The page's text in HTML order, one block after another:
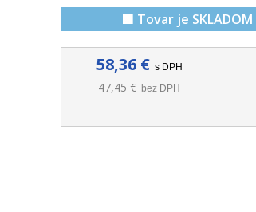
🟩 Tovar je SKLADOM
58,36 € s DPH
47,45 € bez DPH